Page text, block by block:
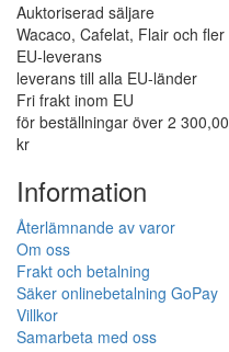
Auktoriserad säljare
Wacaco, Cafelat, Flair och fler
EU-leverans
leverans till alla EU-länder
Fri frakt inom EU
för beställningar över 2 300,00
kr
Information
Återlämnande av varor
Om oss
Frakt och betalning
Säker onlinebetalning GoPay
Villkor
Samarbeta med oss